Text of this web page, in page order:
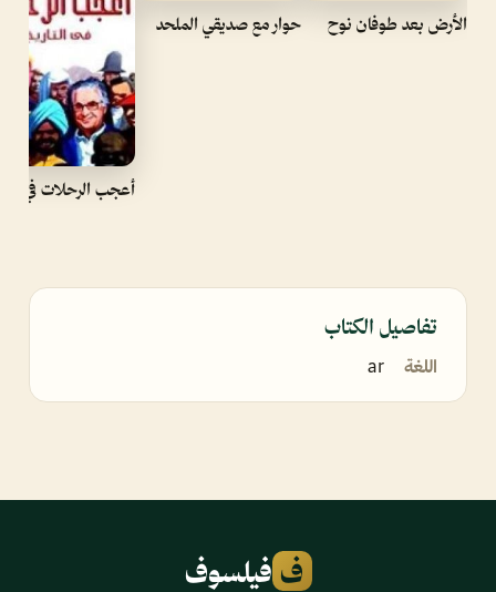
الأرض بعد طوفان نوح حوار مع صديقي الملحد
أعجب الرحلات في
تفاصيل الكتاب
اللغة ar
ف فيلسوف